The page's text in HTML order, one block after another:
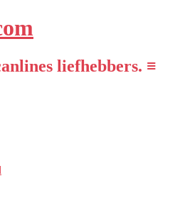
liefhebbers. ≡